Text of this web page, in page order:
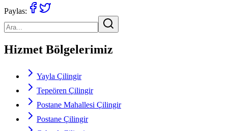
Paylas:
Hizmet Bölgelerimiz
Yayla Çilingir
Tepeören Çilingir
Postane Mahallesi Çilingir
Postane Çilingir